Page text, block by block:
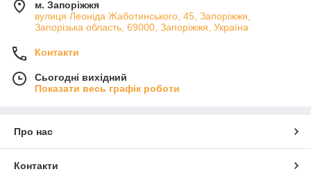
м. Запоріжжя
вулиця Леоніда Жаботинського, 45, Запоріжжя,
Запорізька область, 69000, Запоріжжя, Україна
Контакти
Сьогодні вихідний
Показати весь графік роботи
Про нас
Контакти